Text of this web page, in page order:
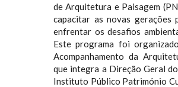
de Arquitetura e Paisagem
capacitar as novas gerações
enfrentar os desafios
Este programa foi
Acompanhamento da
que integra a Direção Geral
Instituto Público Património